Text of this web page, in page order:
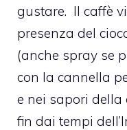
gustare. Il caffè
presenza del
(anche spray se
con la cannella
e nei sapori
fin dai tempi